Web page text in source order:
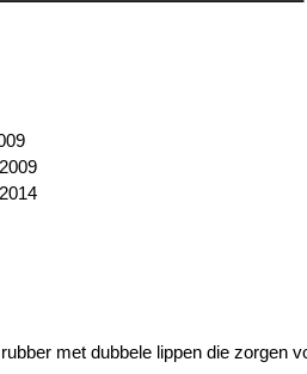
met dubbele lippen die zorgen